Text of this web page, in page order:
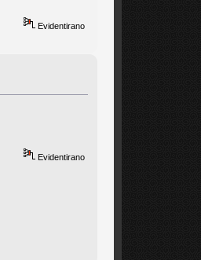
Evidentirano
Evidentirano